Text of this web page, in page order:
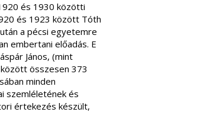
és 1930 közötti
és 1923 között Tóth
a pécsi egyetemre
embertani előadás. E
János, (mint
összesen 373
minden
szemléletének és
értekezés készült,